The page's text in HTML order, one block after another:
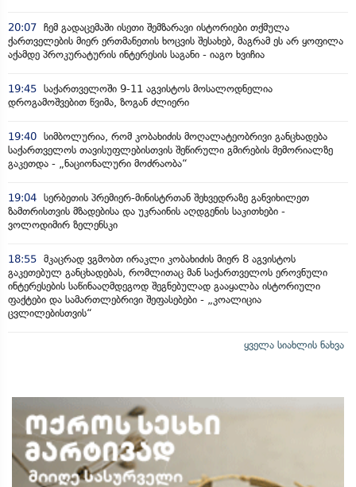
20:07 ჩემ გადაცემაში ისეთი შემზარავი ისტორიები თქმულა
ქართველების მიერ ერთმანეთის ხოცვის შესახებ, მაგრამ ეს არ ყოფილა
აქამდე პროკურატურის ინტერესის საგანი - იაგო ხვიჩია
19:45 საქართველოში 9-11 აგვისტოს მოსალოდნელია
დროგამოშვებით წვიმა, ზოგან ძლიერი
19:40 სიმბოლურია, რომ კობახიძის მოღალატეობრივი განცხადება
საქართველოს თავისუფლებისთვის შეწირული გმირების მემორიალზე
გაკეთდა - „ნაციონალური მოძრაობა“
19:04 სერბეთის პრემიერ-მინისტრთან შეხვედრაზე განვიხილეთ
ზამთრისთვის მზადებისა და უკრაინის აღდგენის საკითხები -
ვოლოდიმირ ზელენსკი
18:55 მკაცრად ვგმობთ ირაკლი კობახიძის მიერ 8 აგვისტოს
გაკეთებულ განცხადებას, რომლითაც მან საქართველოს ეროვნული
ინტერესების საწინააღმდეგოდ შეგნებულად გააყალბა ისტორიული
ფაქტები და სამართლებრივი შეფასებები - „კოალიცია
ცვლილებისთვის“
ყველა სიახლის ნახვა